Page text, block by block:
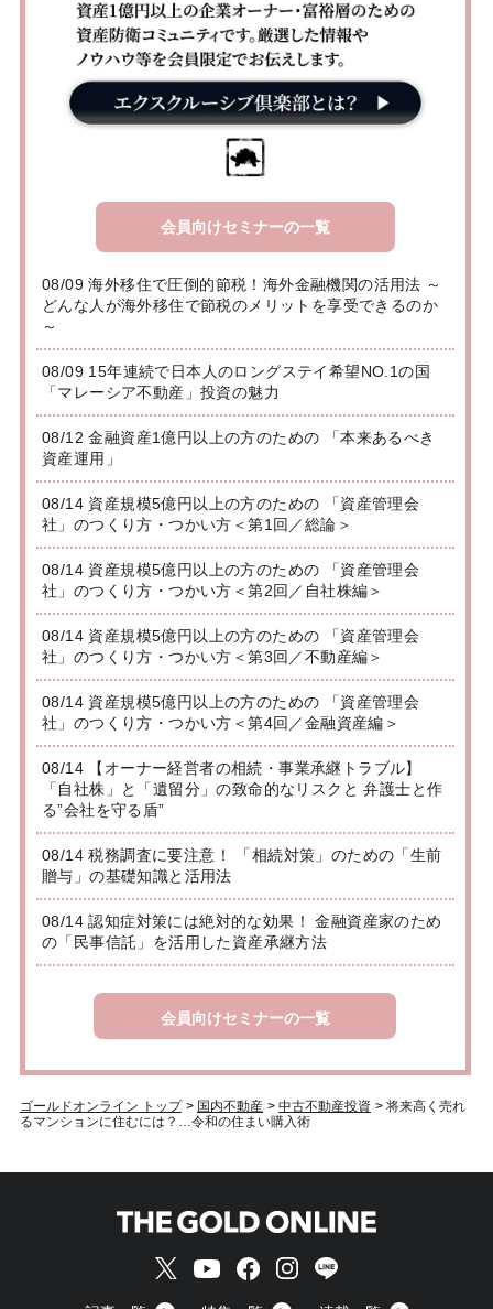
会員向けセミナーの一覧
08/09 海外移住で圧倒的節税！海外金融機関の活用法 ～
どんな人が海外移住で節税のメリットを享受できるのか
～
08/09 15年連続で日本人のロングステイ希望NO.1の国
「マレーシア不動産」投資の魅力
08/12 金融資産1億円以上の方のための 「本来あるべき
資産運用」
08/14 資産規模5億円以上の方のための 「資産管理会
社」のつくり方・つかい方＜第1回／総論＞
08/14 資産規模5億円以上の方のための 「資産管理会
社」のつくり方・つかい方＜第2回／自社株編＞
08/14 資産規模5億円以上の方のための 「資産管理会
社」のつくり方・つかい方＜第3回／不動産編＞
08/14 資産規模5億円以上の方のための 「資産管理会
社」のつくり方・つかい方＜第4回／金融資産編＞
08/14 【オーナー経営者の相続・事業承継トラブル】
「自社株」と「遺留分」の致命的なリスクと 弁護士と作
る”会社を守る盾”
08/14 税務調査に要注意！ 「相続対策」のための「生前
贈与」の基礎知識と活用法
08/14 認知症対策には絶対的な効果！ 金融資産家のため
の「民事信託」を活用した資産承継方法
会員向けセミナーの一覧
ゴールドオンライン トップ > 国内不動産 > 中古不動産投資 > 将来高く売れ
るマンションに住むには？…令和の住まい購入術